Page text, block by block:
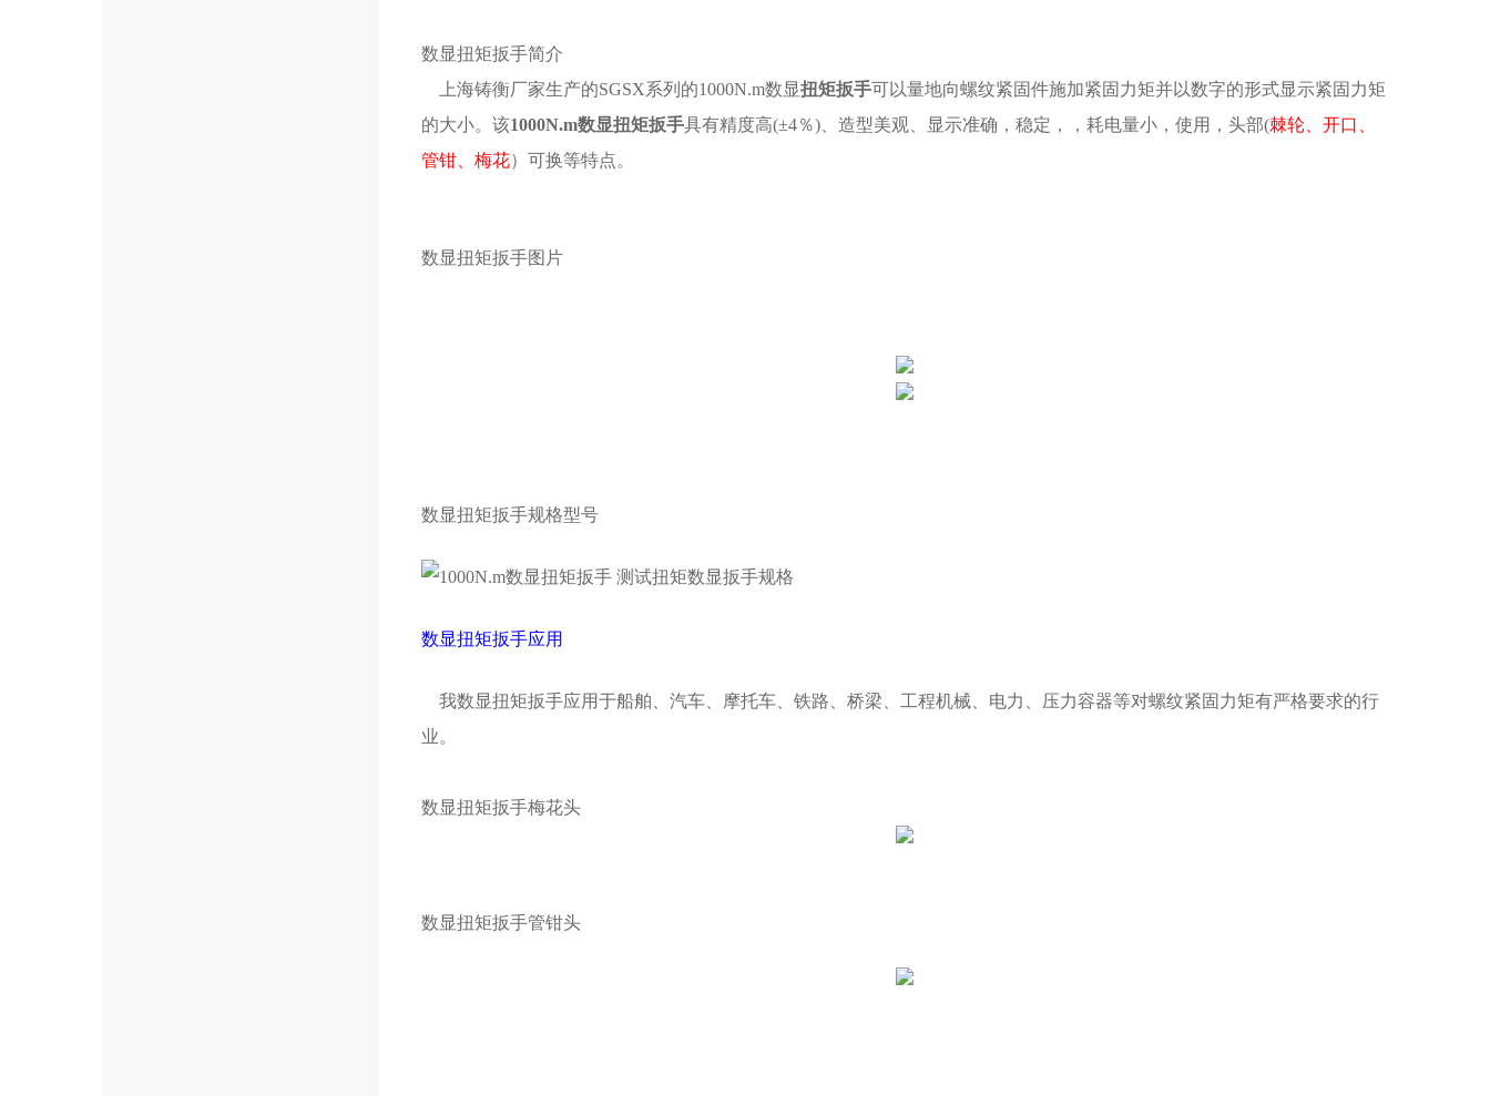
数显扭矩扳手简介
上海铸衡厂家生产的SGSX系列的1000N.m数显扭矩扳手可以量地向螺纹紧固件施加紧固力矩并以数字的形式显示紧固力矩
的大小。该1000N.m数显扭矩扳手具有精度高(±4％)、造型美观、显示准确，稳定，，耗电量小，使用，头部(棘轮、开口、
管钳、梅花）可换等特点。
数显扭矩扳手图片
数显扭矩扳手规格型号
数显扭矩扳手应用
我数显扭矩扳手应用于船舶、汽车、摩托车、铁路、桥梁、工程机械、电力、压力容器等对螺纹紧固力矩有严格要求的行
业。
数显扭矩扳手梅花头
数显扭矩扳手管钳头